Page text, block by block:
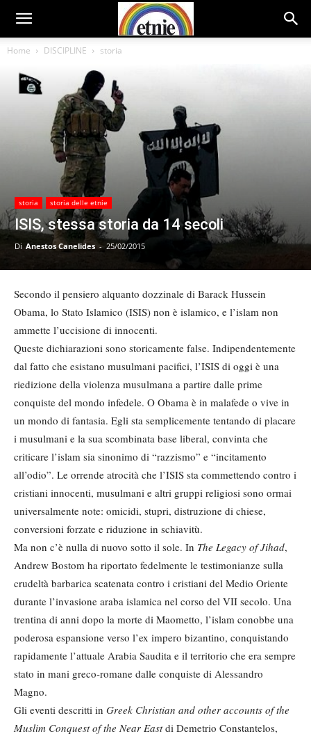
Home DISCIPLINE storia
storia storia delle etnie
ISIS, stessa storia da 14 secoli
Di Anestos Canelides - 25/02/2015
Secondo il pensiero alquanto dozzinale di Barack Hussein
Obama, lo Stato Islamico (ISIS) non è islamico, e l’islam non
ammette l’uccisione di innocenti.
Queste dichiarazioni sono storicamente false. Indipendentemente
dal fatto che esistano musulmani pacifici, l’ISIS di oggi è una
riedizione della violenza musulmana a partire dalle prime
conquiste del mondo infedele. O Obama è in malafede o vive in
un mondo di fantasia. Egli sta semplicemente tentando di placare
i musulmani e la sua scombinata base liberal, convinta che
criticare l’islam sia sinonimo di “razzismo” e “incitamento
all’odio”. Le orrende atrocità che l’ISIS sta commettendo contro i
cristiani innocenti, musulmani e altri gruppi religiosi sono ormai
universalmente note: omicidi, stupri, distruzione di chiese,
conversioni forzate e riduzione in schiavitù.
Ma non c’è nulla di nuovo sotto il sole. In The Legacy of Jihad,
Andrew Bostom ha riportato fedelmente le testimonianze sulla
crudeltà barbarica scatenata contro i cristiani del Medio Oriente
durante l’invasione araba islamica nel corso del VII secolo. Una
trentina di anni dopo la morte di Maometto, l’islam conobbe una
poderosa espansione verso l’ex impero bizantino, conquistando
rapidamente l’attuale Arabia Saudita e il territorio che era sempre
stato in mani greco-romane dalle conquiste di Alessandro
Magno.
Gli eventi descritti in Greek Christian and other accounts of the
Muslim Conquest of the Near Eastdi Demetrio Constantelos,